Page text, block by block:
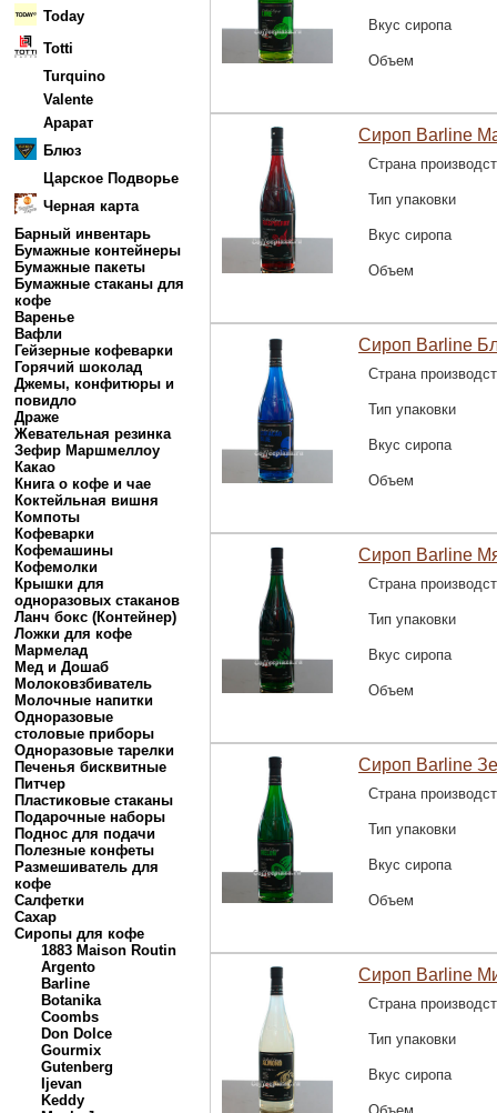
Today
Totti
Turquino
Valente
Арарат
Блюз
Царское Подворье
Черная карта
Барный инвентарь
Бумажные контейнеры
Бумажные пакеты
Бумажные стаканы для
кофе
Варенье
Вафли
Гейзерные кофеварки
Горячий шоколад
Джемы, конфитюры и
повидло
Драже
Жевательная резинка
Зефир Маршмеллоу
Какао
Книга о кофе и чае
Коктейльная вишня
Компоты
Кофеварки
Кофемашины
Кофемолки
Крышки для
одноразовых стаканов
Ланч бокс (Контейнер)
Ложки для кофе
Мармелад
Мед и Дошаб
Молоковзбиватель
Молочные напитки
Одноразовые
столовые приборы
Одноразовые тарелки
Печенья бисквитные
Питчер
Пластиковые стаканы
Подарочные наборы
Поднос для подачи
Полезные конфеты
Размешиватель для
кофе
Салфетки
Сахар
Сиропы для кофе
1883 Maison Routin
Argento
Barline
Botanika
Coombs
Don Dolce
Gourmix
Gutenberg
Ijevan
Keddy
Вкус сиропа
Объем
Сироп Barline
Страна
Тип упаковки
Вкус сиропа
Объем
Сироп Barline
Страна
Тип упаковки
Вкус сиропа
Объем
Сироп Barline
Страна
Тип упаковки
Вкус сиропа
Объем
Сироп Barline
Страна
Тип упаковки
Вкус сиропа
Объем
Сироп Barline
Страна
Тип упаковки
Вкус сиропа